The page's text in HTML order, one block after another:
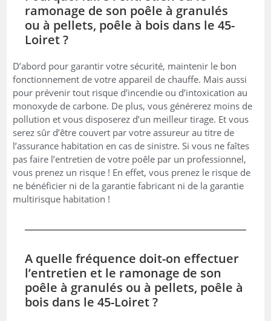
ramonage de son poêle à granulés
ou à pellets, poêle à bois dans le 45-
Loiret ?
D’abord pour garantir votre sécurité, maintenir le bon
fonctionnement de votre appareil de chauffe. Mais aussi
pour prévenir tout risque d’incendie ou d’intoxication au
monoxyde de carbone. De plus, vous générerez moins de
pollution et vous disposerez d’un meilleur tirage. Et vous
serez sûr d’être couvert par votre assureur au titre de
l’assurance habitation en cas de sinistre. Si vous ne faîtes
pas faire l’entretien de votre poêle par un professionnel,
vous prenez un risque ! En effet, vous prenez le risque de
ne bénéficier ni de la garantie fabricant ni de la garantie
multirisque habitation !
A quelle fréquence doit-on effectuer
l’entretien et le ramonage de son
poêle à granulés ou à pellets, poêle à
bois dans le 45-Loiret ?